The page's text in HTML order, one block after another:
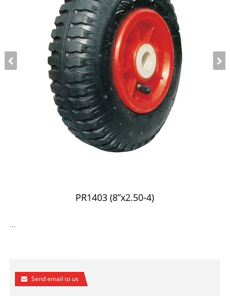
PR1403 (8”x2.50-4)
...
Send email to us